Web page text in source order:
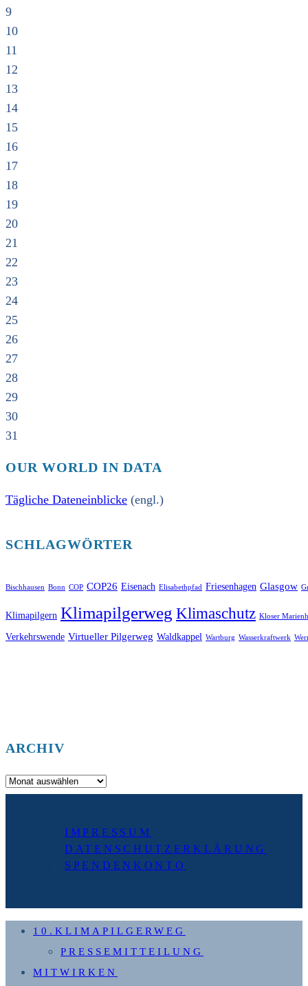
9
10
11
12
13
14
15
16
17
18
19
20
21
22
23
24
25
26
27
28
29
30
31
OUR WORLD IN DATA
Tägliche Dateneinblicke (engl.)
SCHLAGWÖRTER
Bischhausen Bonn COP COP26 Eisenach Elisabethpfad Friesenhagen Glasgow
Klimapilgern Klimapilgerweg Klimaschutz Kloser
Verkehrswende Virtueller Pilgerweg Waldkappel Wartburg Wasserkraftwerk
ARCHIV
Archiv
IMPRESSUM
DATENSCHUTZERKLÄRUNG
SPENDENKONTO
10.KLIMAPILGERWEG
PRESSEMITTEILUNG
MITWIRKEN